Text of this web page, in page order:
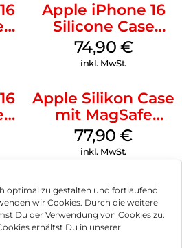
optimal zu gestalten und fortlaufend
wir Cookies. Durch die weitere
Du der Verwendung von Cookies zu.
erhältst Du in unserer
Apple iPhone 16
Silicone Case
MagSafe Black
74,90 €
inkl. MwSt.
Apple Silikon Case
mit MagSafe
iPhone 14 Pro
(PRODUCT)RED
77,90€
inkl. MwSt.